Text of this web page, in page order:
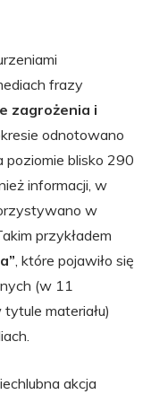
frazy
zagrożenia i
odnotowano
poziomie blisko 290
informacji, w
w
przykładem
, które pojawiło się
(w 11
materiału)
akcja